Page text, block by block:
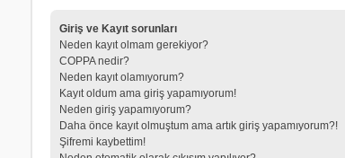
Giriş ve Kayıt sorunları
Neden kayıt olmam gerekiyor?
COPPA nedir?
Neden kayıt olamıyorum?
Kayıt oldum ama giriş yapamıyorum!
Neden giriş yapamıyorum?
Daha önce kayıt olmuştum ama artık giriş yapamıyorum?!
Şifremi kaybettim!